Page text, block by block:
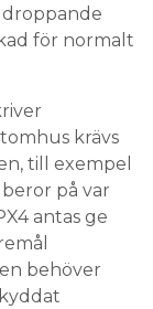
droppande
för normalt
krävs
till exempel
beror på var
antas ge
behöver